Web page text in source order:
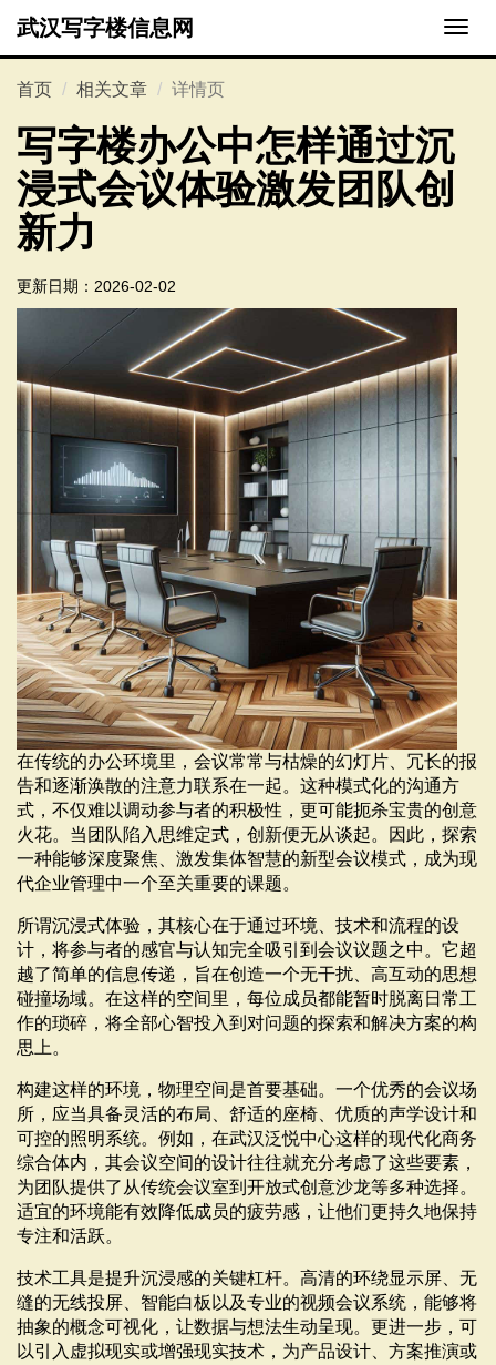
切
换
武汉写字楼信息网
首页 相关文章 详情页
写字楼办公中怎样通过沉
浸式会议体验激发团队创
新力
更新日期： 2026-02-02
在传统的办公环境里，会议常常与枯燥的幻灯片、冗长的报
告和逐渐涣散的注意力联系在一起。这种模式化的沟通方
式，不仅难以调动参与者的积极性，更可能扼杀宝贵的创意
火花。当团队陷入思维定式，创新便无从谈起。因此，探索
一种能够深度聚焦、激发集体智慧的新型会议模式，成为现
代企业管理中一个至关重要的课题。
所谓沉浸式体验，其核心在于通过环境、技术和流程的设
计，将参与者的感官与认知完全吸引到会议议题之中。它超
越了简单的信息传递，旨在创造一个无干扰、高互动的思想
碰撞场域。在这样的空间里，每位成员都能暂时脱离日常工
作的琐碎，将全部心智投入到对问题的探索和解决方案的构
思上。
构建这样的环境，物理空间是首要基础。一个优秀的会议场
所，应当具备灵活的布局、舒适的座椅、优质的声学设计和
可控的照明系统。例如，在武汉泛悦中心这样的现代化商务
综合体内，其会议空间的设计往往就充分考虑了这些要素，
为团队提供了从传统会议室到开放式创意沙龙等多种选择。
适宜的环境能有效降低成员的疲劳感，让他们更持久地保持
专注和活跃。
技术工具是提升沉浸感的关键杠杆。高清的环绕显示屏、无
缝的无线投屏、智能白板以及专业的视频会议系统，能够将
抽象的概念可视化，让数据与想法生动呈现。更进一步，可
以引入虚拟现实或增强现实技术，为产品设计、方案推演或